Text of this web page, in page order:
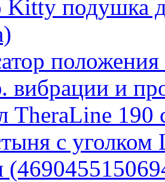
подушка
вибрации и
TheraLine
с